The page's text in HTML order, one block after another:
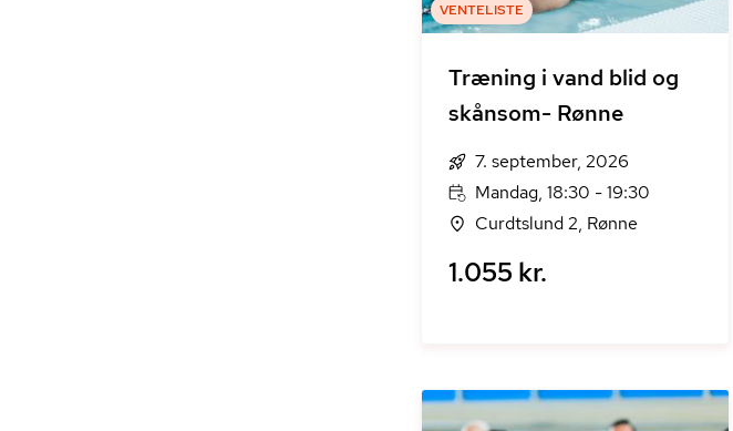
VENTELISTE
Træning i vand blid og
skånsom- Rønne
7. september, 2026
Mandag, 18:30 - 19:30
Curdtslund 2, Rønne
1.055 kr.